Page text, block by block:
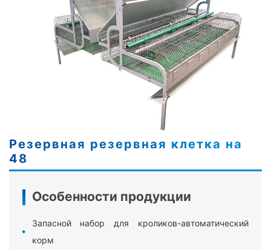
Резервная резервная клетка на
48
Особенности продукции
Запасной набор для кроликов-автоматический
корм